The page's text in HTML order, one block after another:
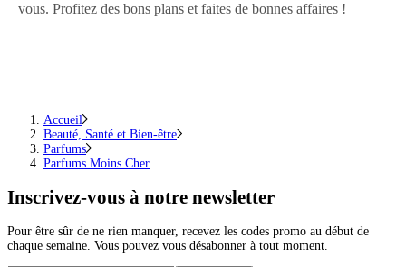
vous. Profitez des bons plans et faites de bonnes affaires !
Accueil
Beauté, Santé et Bien-être
Parfums
Parfums Moins Cher
Inscrivez-vous à notre newsletter
Pour être sûr de ne rien manquer, recevez les codes promo au début de
chaque semaine. Vous pouvez vous désabonner à tout moment.